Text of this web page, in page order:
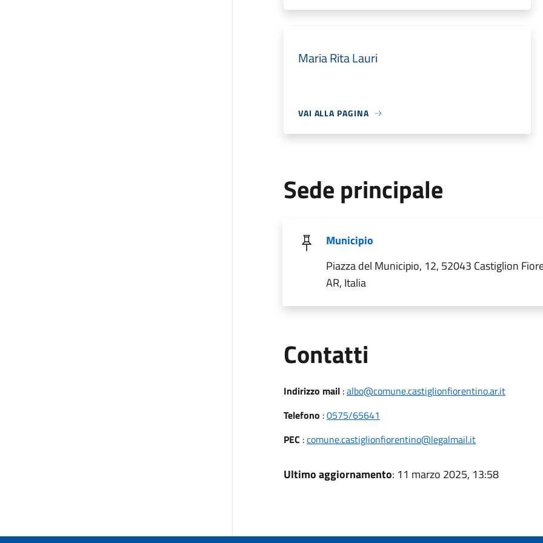
Maria Rita Lauri
VAI ALLA PAGINA
Sede principale
Municipio
Piazza del Municipio, 12, 52043 Castiglion
AR, Italia
Contatti
Indirizzo mail:albo@comune.castiglionfiorentino.ar.it
Telefono :0575/65641
PEC :comune.castiglionfiorentino@legalmail.it
Ultimo aggiornamento: 11 marzo 2025, 13:58